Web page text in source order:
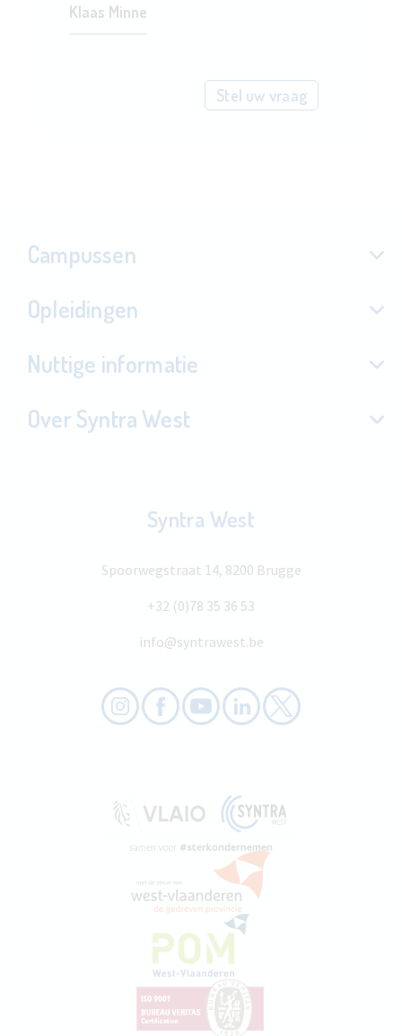
Klaas Minne
Stel uw vraag
Campussen
Opleidingen
Nuttige informatie
Over Syntra West
Syntra West
Spoorwegstraat 14, 8200 Brugge
+32 (0)78 35 36 53
info@syntrawest.be